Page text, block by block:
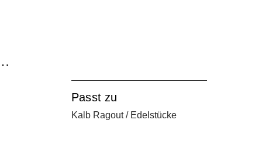
Passt zu
Kalb Ragout / Edelstücke